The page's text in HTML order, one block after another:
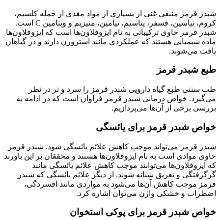
شبدر قرمز منبعی غنی از بسیاری از مواد مغذی از جمله کلسیم،
کروم، نیاسین، فسفر، پتاسیم، تیامین، منیزیم و ویتامین C است.
شبدر قرمز حاوی ترکیباتی به نام ایزوفلاون‌ها است که ایزوفلاون‌ها
ماده شیمیایی هستند که عملکردی مانند استرورن دارند و در گیاهان
یافت می‌شوند.
طبع شبدر قرمز
طب سنتی طبع گیاه دارویی شبدر قرمز را سرد و تر در نظر
می‌گیرد. خواص درمانی شبدر قرمز فراوان است که در ادامه به
بررسی برخی از آن‌ها می‌پردازیم.
خواص شبدر قرمز برای یائسگی
شبدر قرمز می‌تواند موجب کاهش علائم یائسگی شود. شبدر قرمز
حاوی موادی است به نام ایزوفلاون‌ها هستند و محققان بر این باورند
که ایزوفلاون‌ها می‌توانند موجب کاهش علائم یائسگی مانند
گرگرفتگی و تعریق شبانه شوند. از دیگر علائم یائسگی که شبدر
قرمز موجب کاهش آن‌ها می‌شود به مواردی مانند افسردگی،
اضطراب و خشکی واژن می‌توان اشاره کرد.
خواص شبدر قرمز برای پوکی استخوان